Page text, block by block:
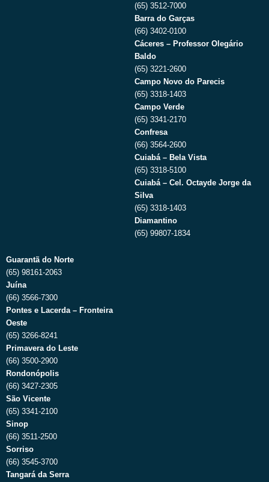
(65) 3512-7000
Barra do Garças
(66) 3402-0100
Cáceres – Professor Olegário
Baldo
(65) 3221-2600
Campo Novo do Parecis
(65) 3318-1403
Campo Verde
(65) 3341-2170
Confresa
(66) 3564-2600
Cuiabá – Bela Vista
(65) 3318-5100
Cuiabá – Cel. Octayde Jorge da
Silva
(65) 3318-1403
Diamantino
(65) 99807-1834
Guarantã do Norte
(65) 98161-2063
Juína
(66) 3566-7300
Pontes e Lacerda – Fronteira
Oeste
(65) 3266-8241
Primavera do Leste
(66) 3500-2900
Rondonópolis
(66) 3427-2305
São Vicente
(65) 3341-2100
Sinop
(66) 3511-2500
Sorriso
(66) 3545-3700
Tangará da Serra